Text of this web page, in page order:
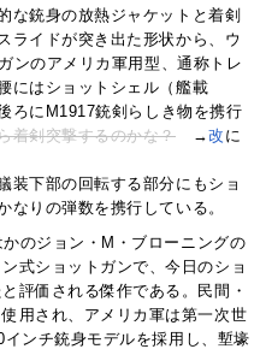
な銃身の放熱ジャケットと着剣
ライドが突き出た形状から、ウ
ンのアメリカ軍用型、通称トレ
にはショットシェル（艦載
ろにM1917銃剣らしき物を携行
着剣突撃するのかな？ →改 に
装下部の回転する部分にもショ
なりの弾数を携行している。
のジョン・M・ブローニングの
式ショットガンで、今日のショ
評価される傑作である。民間・
用され、アメリカ軍は第一次世
ンチ銃身モデルを採用し、塹壕